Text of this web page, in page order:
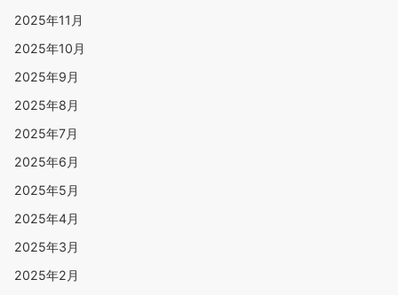
2025年11月
2025年10月
2025年9月
2025年8月
2025年7月
2025年6月
2025年5月
2025年4月
2025年3月
2025年2月